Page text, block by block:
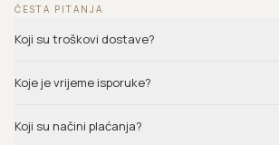
ČESTA PITANJA
Koji su troškovi dostave?
Koje je vrijeme isporuke?
Koji su načini plaćanja?